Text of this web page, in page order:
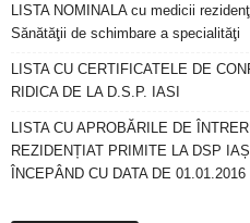
LISTA NOMINALA cu medicii
Sănătăţii de schimbare a specialităţi
LISTA CU CERTIFICATELE DE
RIDICA DE LA D.S.P. IASI
LISTA CU APROBĂRILE DE
REZIDENȚIAT PRIMITE LA DSP
ÎNCEPÂND CU DATA DE 01.01.2016